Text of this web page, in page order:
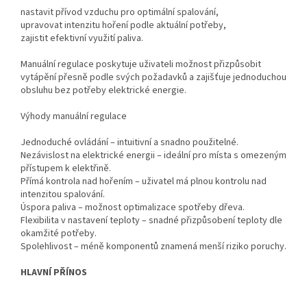
nastavit přívod vzduchu pro optimální spalování,
upravovat intenzitu hoření podle aktuální potřeby,
zajistit efektivní využití paliva.
Manuální regulace poskytuje uživateli možnost přizpůsobit
vytápění přesně podle svých požadavků a zajišťuje jednoduchou
obsluhu bez potřeby elektrické energie.
Výhody manuální regulace
Jednoduché ovládání – intuitivní a snadno použitelné.
Nezávislost na elektrické energii – ideální pro místa s omezeným
přístupem k elektřině.
Přímá kontrola nad hořením – uživatel má plnou kontrolu nad
intenzitou spalování.
Úspora paliva – možnost optimalizace spotřeby dřeva.
Flexibilita v nastavení teploty – snadné přizpůsobení teploty dle
okamžité potřeby.
Spolehlivost – méně komponentů znamená menší riziko poruchy.
HLAVNÍ PŘÍNOS